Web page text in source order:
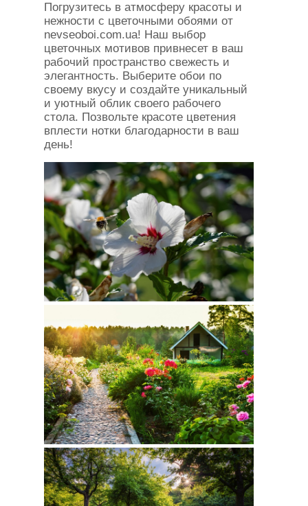
Погрузитесь в атмосферу красоты и
нежности с цветочными обоями от
nevseoboi.com.ua! Наш выбор
цветочных мотивов привнесет в ваш
рабочий пространство свежесть и
элегантность. Выберите обои по
своему вкусу и создайте уникальный
и уютный облик своего рабочего
стола. Позвольте красоте цветения
вплести нотки благодарности в ваш
день!